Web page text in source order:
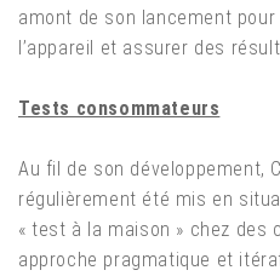
amont de son lancement
l’appareil et assurer des
Tests consommateurs
Au fil de son développement,
régulièrement été mis en
« test à la maison » chez des
approche pragmatique et